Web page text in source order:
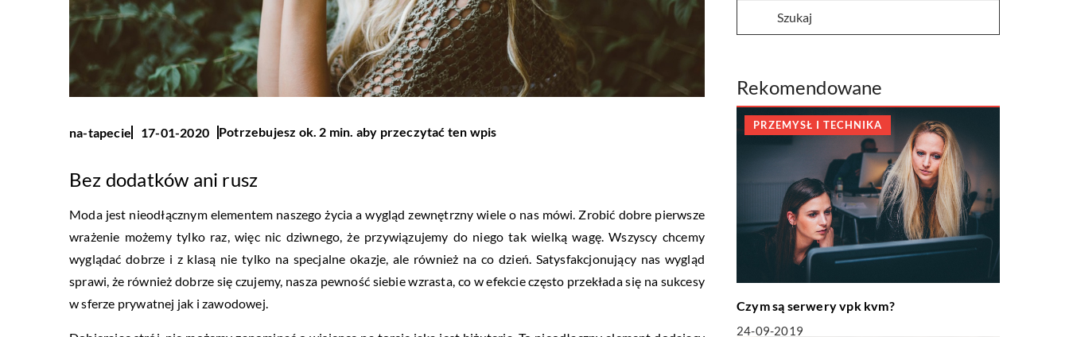
na-tapecie 17-01-2020 Potrzebujesz ok. 2 min. aby przeczytać ten wpis
Bez dodatków ani rusz
Moda jest nieodłącznym elementem naszego życia a wygląd zewnętrzny wiele o nas mówi. Zrobić dobre pierwsze
wrażenie możemy tylko raz, więc nic dziwnego, że przywiązujemy do niego tak wielką wagę. Wszyscy chcemy
wyglądać dobrze i z klasą nie tylko na specjalne okazje, ale również na co dzień. Satysfakcjonujący nas wygląd
sprawi, że również dobrze się czujemy, nasza pewność siebie wzrasta, co w efekcie często przekłada się na sukcesy
w sferze prywatnej jak i zawodowej.
Rekomendowane
PRZEMYSŁ I TECHNIKA
Czym są serwery vpk kvm?
24-09-2019